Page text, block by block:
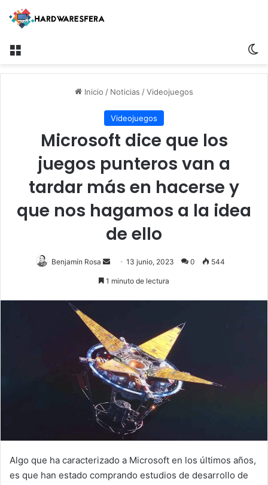
Menú
Inicio / Noticias /Videojuegos
Videojuegos
Microsoft dice que los
juegos punteros van a
tardar más en hacerse y
que nos hagamos a la idea
de ello
Benjamín Rosa
Send13 junio, 2023 0 544
1 minuto de lectura
Algo que ha caracterizado a Microsoft en los últimos años,
es que han estado comprando estudios de desarrollo de